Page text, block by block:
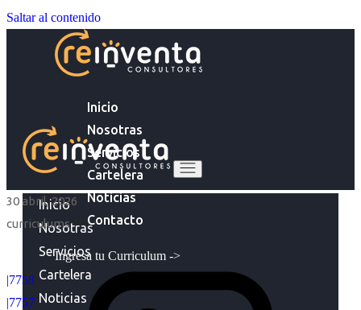
Saltar al contenido
Inicio
Nosotras
Servicios
Cartelera
Noticias
Contacto
Ingresa tu Curriculum ->
Inicio
Nosotras
Servicios
Cartelera
Noticias
30 abril, 2026
curriculums
|7758
|7757